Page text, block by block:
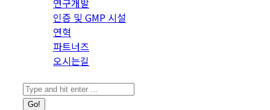
연구개발
인증 및 GMP 시설
연혁
파트너즈
오시는길
Search: